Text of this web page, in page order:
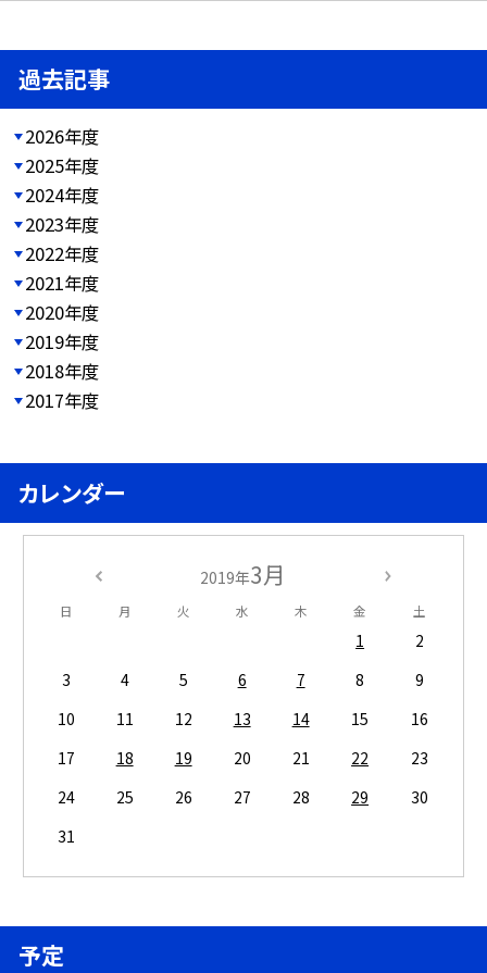
過去記事
2026年度
2025年度
2024年度
2023年度
2022年度
2021年度
2020年度
2019年度
2018年度
2017年度
カレンダー
2019年3月
日 月 火 水 木 金 土
1
2
3
4 5 6 7 8
9
10
11 12 13 14 15
16
17
18 19 20 21 22
23
24
25 26 27 28 29
30
31
予定